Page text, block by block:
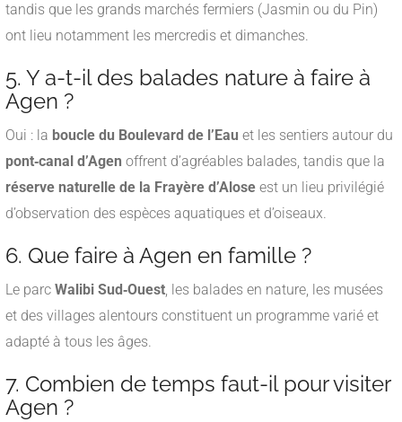
tandis que les grands marchés fermiers (Jasmin ou du Pin)
ont lieu notamment les mercredis et dimanches.
5. Y a-t-il des balades nature à faire à
Agen ?
Oui : la boucle du Boulevard de l’Eau et les sentiers autour du
pont‑canal d’Agen offrent d’agréables balades, tandis que la
réserve naturelle de la Frayère d’Alose est un lieu privilégié
d’observation des espèces aquatiques et d’oiseaux.
6. Que faire à Agen en famille ?
Le parc Walibi Sud‑Ouest, les balades en nature, les musées
et des villages alentours constituent un programme varié et
adapté à tous les âges.
7. Combien de temps faut-il pour visiter
Agen ?